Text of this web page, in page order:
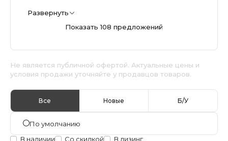
Развернуть
Показать 108 предложений
Не является публичной офертой. Актуальные цены и
условия продажи уточняйте у продавцов товаров.
Все Новые Б/У
По умолчанию
В наличии
Со скидкой В лизинг